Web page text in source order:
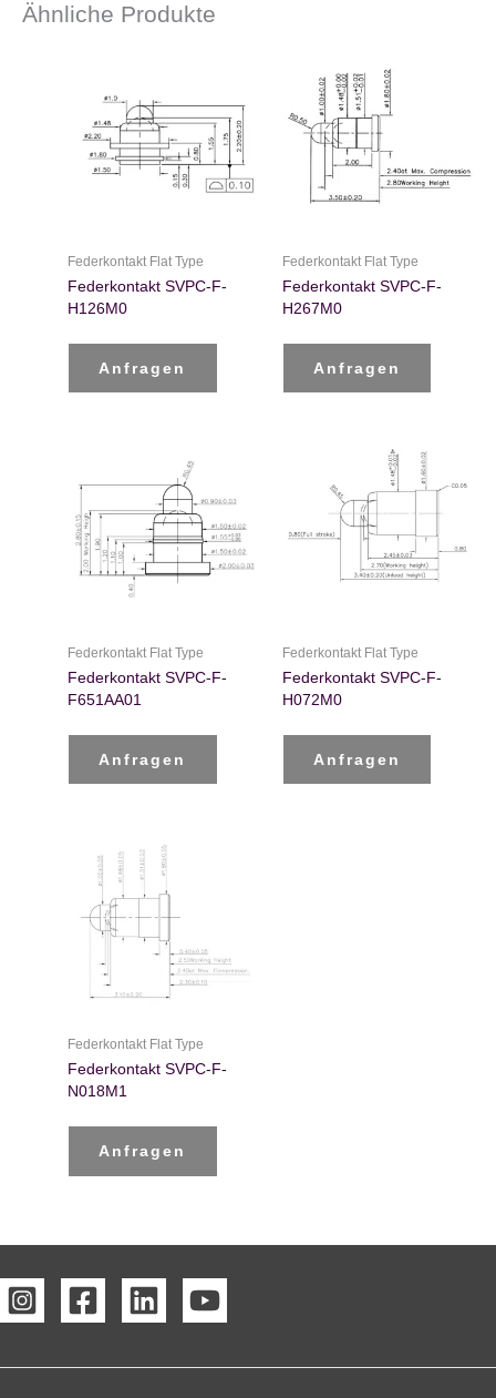
Ähnliche Produkte
Federkontakt Flat Type
Federkontakt SVPC-F-
H126M0
Anfragen
Federkontakt Flat Type
Federkontakt SVPC-F-
H267M0
Anfragen
Federkontakt Flat Type
Federkontakt SVPC-F-
F651AA01
Anfragen
Federkontakt Flat Type
Federkontakt SVPC-F-
H072M0
Anfragen
Federkontakt Flat Type
Federkontakt SVPC-F-
N018M1
Anfragen